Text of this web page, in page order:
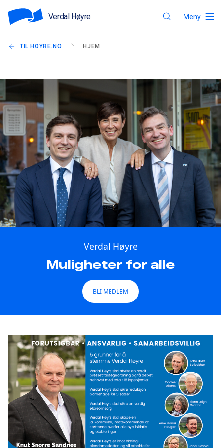
Verdal Høyre Meny
TIL HOYRE.NO HJEM
Verdal Høyre
Muligheter for alle
BLI MEDLEM